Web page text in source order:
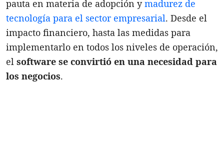
pauta en materia de adopción ymadurez de
tecnología para el sector empresarial. Desde el
impacto financiero, hasta las medidas para
implementarlo en todos los niveles de operación,
el software se convirtió en una necesidad para
los negocios.